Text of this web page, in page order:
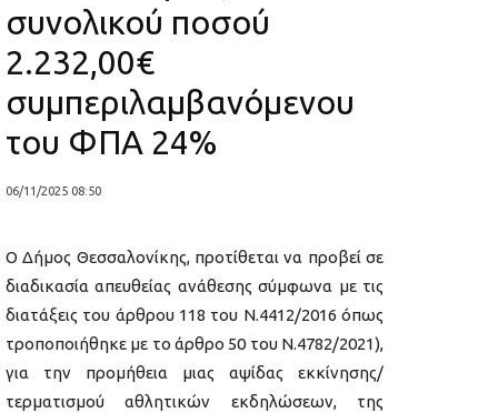
συνολικού ποσού
2.232,00€
συμπεριλαμβανόμενου
του ΦΠΑ 24%
06/11/2025 08:50
Ο Δήμος Θεσσαλονίκης, προτίθεται να προβεί σε
διαδικασία απευθείας ανάθεσης σύμφωνα με τις
διατάξεις του άρθρου 118 του Ν.4412/2016 όπως
τροποποιήθηκε με το άρθρο 50 του Ν.4782/2021),
για την προμήθεια μιας αψίδας εκκίνησης/
τερματισμού αθλητικών εκδηλώσεων, της